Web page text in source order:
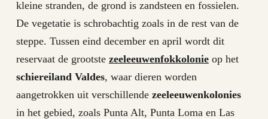
kleine stranden, de grond is zandsteen en fossielen.
De vegetatie is schrobachtig zoals in de rest van de
steppe. Tussen eind december en april wordt dit
reservaat de grootste zeeleeuwenfokkolonieop het
schiereiland Valdes, waar dieren worden
aangetrokken uit verschillende zeeleeuwenkolonies
in het gebied, zoals Punta Alt, Punta Loma en Las